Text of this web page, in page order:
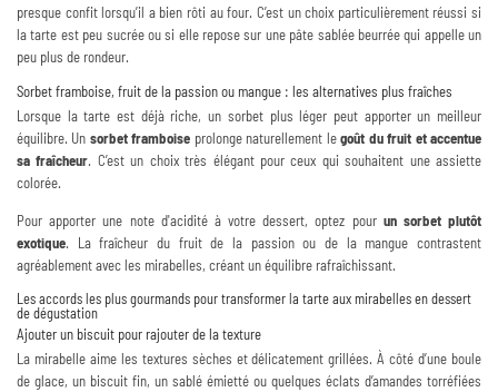
presque confit lorsqu’il a bien rôti au four. C’est un choix particulièrement réussi si
la tarte est peu sucrée ou si elle repose sur une pâte sablée beurrée qui appelle un
peu plus de rondeur.
Sorbet framboise, fruit de la passion ou mangue : les alternatives plus fraîches
Lorsque la tarte est déjà riche, un sorbet plus léger peut apporter un meilleur
équilibre. Un sorbet framboise prolonge naturellement legoût du fruit et accentue
sa fraîcheur. C’est un choix très élégant pour ceux qui souhaitent une assiette
colorée.
Pour apporter une note d'acidité à votre dessert, optez pour un sorbet plutôt
exotique. La fraîcheur du fruit de la passion ou de la mangue contrastent
agréablement avec les mirabelles, créant un équilibre rafraîchissant.
Les accords les plus gourmands pour transformer la tarte aux mirabelles en dessert
de dégustation
Ajouter un biscuit pour rajouter de la texture
La mirabelle aime les textures sèches et délicatement grillées. À côté d’une boule
de glace, un biscuit fin, un sablé émietté ou quelques éclats d’amandes torréfiées